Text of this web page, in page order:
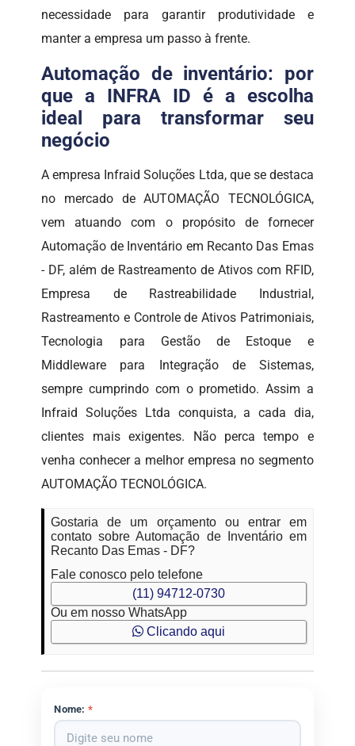
necessidade para garantir produtividade e
manter a empresa um passo à frente.
Automação de inventário: por
que a INFRA ID é a escolha
ideal para transformar seu
negócio
A empresa Infraid Soluções Ltda, que se destaca
no mercado de AUTOMAÇÃO TECNOLÓGICA,
vem atuando com o propósito de fornecer
Automação de Inventário em Recanto Das Emas
- DF, além de Rastreamento de Ativos com RFID,
Empresa de Rastreabilidade Industrial,
Rastreamento e Controle de Ativos Patrimoniais,
Tecnologia para Gestão de Estoque e
Middleware para Integração de Sistemas,
sempre cumprindo com o prometido. Assim a
Infraid Soluções Ltda conquista, a cada dia,
clientes mais exigentes. Não perca tempo e
venha conhecer a melhor empresa no segmento
AUTOMAÇÃO TECNOLÓGICA.
Gostaria de um orçamento ou entrar em
contato sobre Automação de Inventário em
Recanto Das Emas - DF?
Fale conosco pelo telefone
(11) 94712-0730
Ou em nosso WhatsApp
Clicando aqui
Nome: *